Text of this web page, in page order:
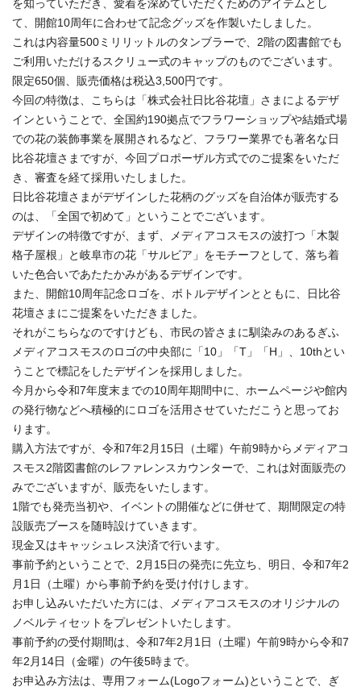
を知っていただき、愛着を深めていただくためのアイテムとし
て、開館10周年に合わせて記念グッズを作製いたしました。
これは内容量500ミリリットルのタンブラーで、2階の図書館でも
ご利用いただけるスクリュー式のキャップのものでございます。
限定650個、販売価格は税込3,500円です。
今回の特徴は、こちらは「株式会社日比谷花壇」さまによるデザ
インということで、全国約190拠点でフラワーショップや結婚式場
での花の装飾事業を展開されるなど、フラワー業界でも著名な日
比谷花壇さまですが、今回プロポーザル方式でのご提案をいただ
き、審査を経て採用いたしました。
日比谷花壇さまがデザインした花柄のグッズを自治体が販売する
のは、「全国で初めて」ということでございます。
デザインの特徴ですが、まず、メディアコスモスの波打つ「木製
格子屋根」と岐阜市の花「サルビア」をモチーフとして、落ち着
いた色合いであたたかみがあるデザインです。
また、開館10周年記念ロゴを、ボトルデザインとともに、日比谷
花壇さまにご提案をいただきました。
それがこちらなのですけども、市民の皆さまに馴染みのあるぎふ
メディアコスモスのロゴの中央部に「10」「T」「H」、10thとい
うことで標記をしたデザインを採用しました。
今月から令和7年度末までの10周年期間中に、ホームページや館内
の発行物などへ積極的にロゴを活用させていただこうと思ってお
ります。
購入方法ですが、令和7年2月15日（土曜）午前9時からメディアコ
スモス2階図書館のレファレンスカウンターで、これは対面販売の
みでございますが、販売をいたします。
1階でも発売当初や、イベントの開催などに併せて、期間限定の特
設販売ブースを随時設けていきます。
現金又はキャッシュレス決済で行います。
事前予約ということで、2月15日の発売に先立ち、明日、令和7年2
月1日（土曜）から事前予約を受け付けします。
お申し込みいただいた方には、メディアコスモスのオリジナルの
ノベルティセットをプレゼントいたします。
事前予約の受付期間は、令和7年2月1日（土曜）午前9時から令和7
年2月14日（金曜）の午後5時まで。
お申込み方法は、専用フォーム(Logoフォーム)ということで、ぎ